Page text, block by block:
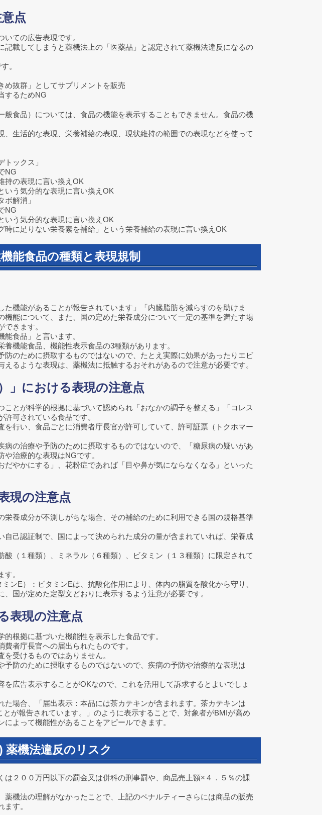
点
ての広告表現です。
載してしまうと薬機法上の「医薬品」と認定されて薬機法違反になるの
。
め抜群」としてサプリメントを販売
するためNG
般食品）については、食品の機能を表示することもできません。食品の機
生活的な表現、栄養補給の表現、現状維持の範囲での表現などを使って
ックス」
NG
の表現に言い換えOK
う気分的な表現に言い換えOK
解消」
NG
う気分的な表現に言い換えOK
に足りない栄養素を補給」という栄養補給の表現に言い換えOK
能食品の種類と表現規制
た機能があることが報告されています」「内臓脂肪を減らすのを助けま
能について、また、国の定めた栄養成分について一定の基準を満たす場
きます。
食品」と言います。
機能食品、機能性表示食品の3種類があります。
のために摂取するものではないので、たとえ実際に効果があったりエビ
るような表現は、薬機法に抵触するおそれがあるので注意が必要です。
」における表現の注意点
とが科学的根拠に基づいて認められ「おなかの調子を整える」「コレス
可されている食品です。
行い、食品ごとに消費者庁長官が許可していて、許可証票（トクホマー
の治療や予防のために摂取するものではないので、「糖尿病の疑いがあ
治療的な表現はNGです。
やかにする」、花粉症であれば「目や鼻が気にならなくなる」といった
現の注意点
養成分が不測しがちな場合、その補給のために利用できる国の規格基準
己認証制で、国によって決められた成分の量が含まれていれば、栄養成
（１種類）、ミネラル（６種類）、ビタミン（１３種類）に限定されて
。
ンE）：ビタミンEは、抗酸化作用により、体内の脂質を酸化から守り、
国が定めた定型文どおりに表示するよう注意が必要です。
表現の注意点
根拠に基づいた機能性を表示した食品です。
者庁長官への届出られたものです。
受けるものではありません。
防のために摂取するものではないので、疾病の予防や治療的な表現は
広告表示することがOKなので、これを活用して訴求するとよいでしょ
場合、「届出表示：本品には茶カテキンが含まれます。茶カテキンは
が報告されています。」のように表示することで、対象者がBMIが高め
よって機能性があることをアピールできます。
薬機法違反のリスク
２００万円以下の罰金又は併科の刑事罰や、商品売上額×４．５％の課
機法の理解がなかったことで、上記のペナルティーさらには商品の販売
す。